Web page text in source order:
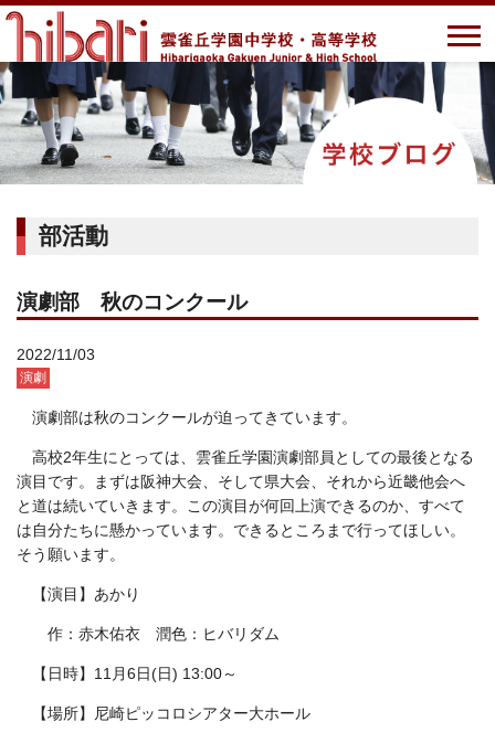
部活動
演劇部 秋のコンクール
2022/11/03
演劇
演劇部は秋のコンクールが迫ってきています。
高校2年生にとっては、雲雀丘学園演劇部員としての最後となる
演目です。まずは阪神大会、そして県大会、それから近畿他会へ
と道は続いていきます。この演目が何回上演できるのか、すべて
は自分たちに懸かっています。できるところまで行ってほしい。
そう願います。
【演目】あかり
作：赤木佑衣 潤色：ヒバリダム
【日時】11月6日(日) 13:00～
【場所】尼崎ピッコロシアター大ホール